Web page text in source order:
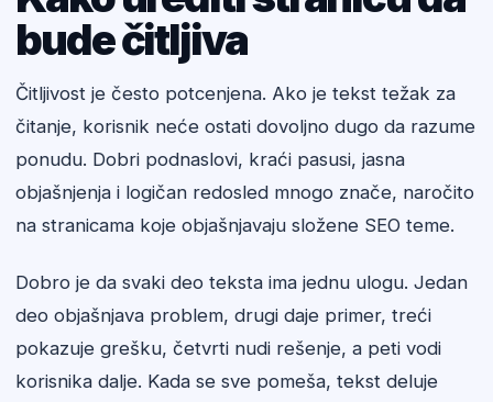
bude čitljiva
Čitljivost je često potcenjena. Ako je tekst težak za
čitanje, korisnik neće ostati dovoljno dugo da razume
ponudu. Dobri podnaslovi, kraći pasusi, jasna
objašnjenja i logičan redosled mnogo znače, naročito
na stranicama koje objašnjavaju složene SEO teme.
Dobro je da svaki deo teksta ima jednu ulogu. Jedan
deo objašnjava problem, drugi daje primer, treći
pokazuje grešku, četvrti nudi rešenje, a peti vodi
korisnika dalje. Kada se sve pomeša, tekst deluje